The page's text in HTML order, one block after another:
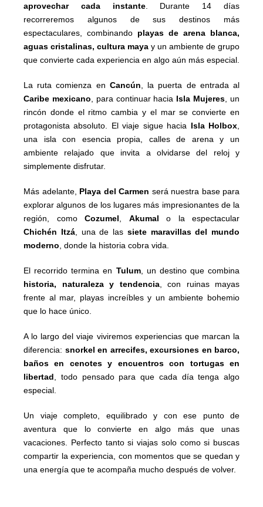
aprovechar cada instante. Durante 14 días
recorreremos algunos de sus destinos más
espectaculares, combinando playas de arena blanca,
aguas cristalinas, cultura maya y un ambiente de grupo
que convierte cada experiencia en algo aún más especial.
La ruta comienza en Cancún , la puerta de entrada al
Caribe mexicano , para continuar hacia Isla Mujeres , un
rincón donde el ritmo cambia y el mar se convierte en
protagonista absoluto. El viaje sigue hacia Isla Holbox
una isla con esencia propia, calles de arena y un
ambiente relajado que invita a olvidarse del reloj y
simplemente disfrutar.
Más adelante, Playa del Carmen será nuestra base para
explorar algunos de los lugares más impresionantes de la
región, como Cozumel Akumal o la espectacular
Chichén Itzá, una de las siete maravillas del mundo
moderno , donde la historia cobra vida.
El recorrido termina en Tulum, un destino que combina
historia, naturaleza y tendencia, con ruinas mayas
frente al mar, playas increíbles y un ambiente bohemio
que lo hace único.
A lo largo del viaje viviremos experiencias que marcan la
diferencia: snorkel en arrecifes, excursiones en barco,
baños en cenotes y encuentros con tortugas en
libertad , todo pensado para que cada día tenga algo
especial.
Un viaje completo, equilibrado y con ese punto de
aventura que lo convierte en algo más que unas
vacaciones. Perfecto tanto si viajas solo como si buscas
compartir la experiencia, con momentos que se quedan y
una energía que te acompaña mucho después de volver.